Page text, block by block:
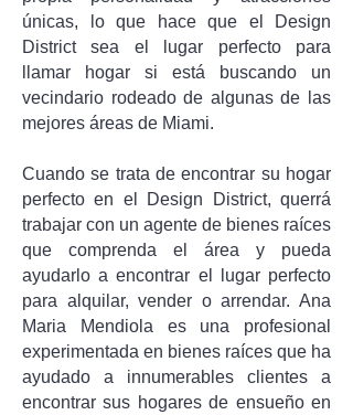
únicas, lo que hace que el Design
District sea el lugar perfecto para
llamar hogar si está buscando un
vecindario rodeado de algunas de las
mejores áreas de Miami.
Cuando se trata de encontrar su hogar
perfecto en el Design District, querrá
trabajar con un agente de bienes raíces
que comprenda el área y pueda
ayudarlo a encontrar el lugar perfecto
para alquilar, vender o arrendar. Ana
Maria Mendiola es una profesional
experimentada en bienes raíces que ha
ayudado a innumerables clientes a
encontrar sus hogares de ensueño en